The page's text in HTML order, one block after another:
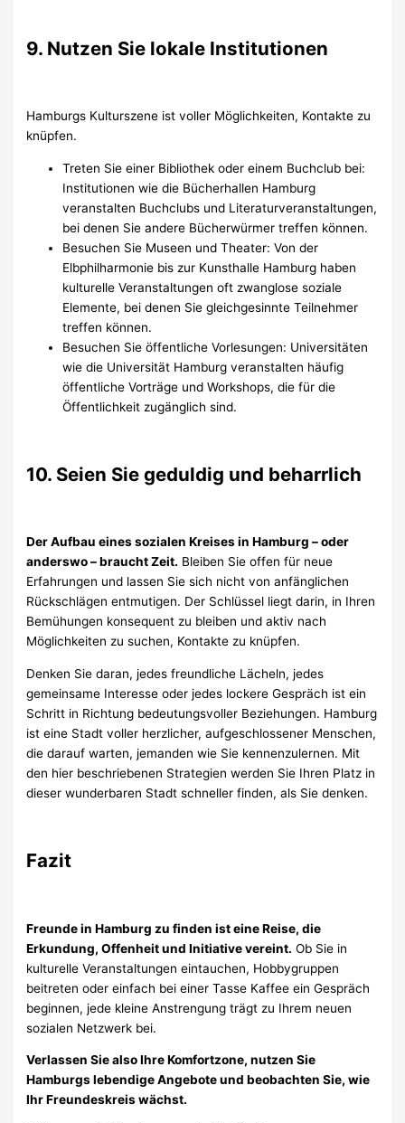
9. Nutzen Sie lokale Institutionen
Hamburgs Kulturszene ist voller Möglichkeiten, Kontakte zu
knüpfen.
Treten Sie einer Bibliothek oder einem Buchclub bei:
Institutionen wie die Bücherhallen Hamburg
veranstalten Buchclubs und Literaturveranstaltungen,
bei denen Sie andere Bücherwürmer treffen können.
Besuchen Sie Museen und Theater: Von der
Elbphilharmonie bis zur Kunsthalle Hamburg haben
kulturelle Veranstaltungen oft zwanglose soziale
Elemente, bei denen Sie gleichgesinnte Teilnehmer
treffen können.
Besuchen Sie öffentliche Vorlesungen: Universitäten
wie die Universität Hamburg veranstalten häufig
öffentliche Vorträge und Workshops, die für die
Öffentlichkeit zugänglich sind.
10. Seien Sie geduldig und beharrlich
Der Aufbau eines sozialen Kreises in Hamburg – oder
anderswo – braucht Zeit. Bleiben Sie offen für neue
Erfahrungen und lassen Sie sich nicht von anfänglichen
Rückschlägen entmutigen. Der Schlüssel liegt darin, in Ihren
Bemühungen konsequent zu bleiben und aktiv nach
Möglichkeiten zu suchen, Kontakte zu knüpfen.
Denken Sie daran, jedes freundliche Lächeln, jedes
gemeinsame Interesse oder jedes lockere Gespräch ist ein
Schritt in Richtung bedeutungsvoller Beziehungen. Hamburg
ist eine Stadt voller herzlicher, aufgeschlossener Menschen,
die darauf warten, jemanden wie Sie kennenzulernen. Mit
den hier beschriebenen Strategien werden Sie Ihren Platz in
dieser wunderbaren Stadt schneller finden, als Sie denken.
Fazit
Freunde in Hamburg zu finden ist eine Reise, die
Erkundung, Offenheit und Initiative vereint. Ob Sie in
kulturelle Veranstaltungen eintauchen, Hobbygruppen
beitreten oder einfach bei einer Tasse Kaffee ein Gespräch
beginnen, jede kleine Anstrengung trägt zu Ihrem neuen
sozialen Netzwerk bei.
Verlassen Sie also Ihre Komfortzone, nutzen Sie
Hamburgs lebendige Angebote und beobachten Sie, wie
Ihr Freundeskreis wächst.